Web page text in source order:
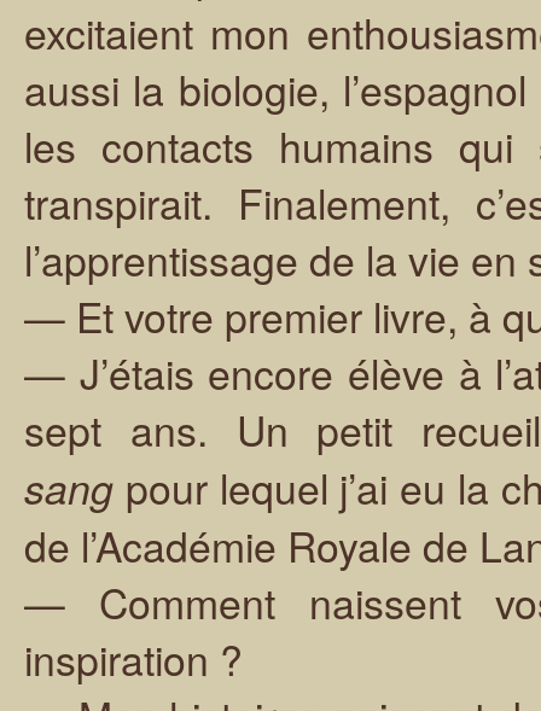
excitaient mon
aussi la biologie,
les contacts humains
transpirait. Finalement,
l’apprentissage de la vie en
— Et votre premier livre, à
— J’étais encore élève à
sept ans. Un petit
sang pour lequel j’ai eu la
de l’Académie Royale de
— Comment naissent
inspiration ?